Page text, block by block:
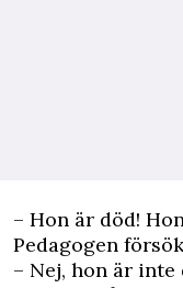
– Hon är död!
Pedagogen
– Nej, hon är inte